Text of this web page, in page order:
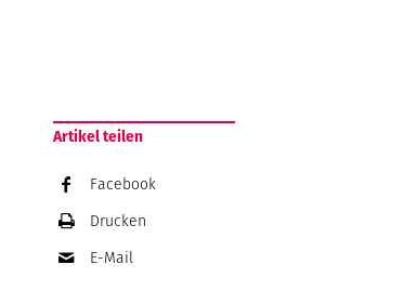
Artikel teilen
Facebook
Drucken
E-Mail